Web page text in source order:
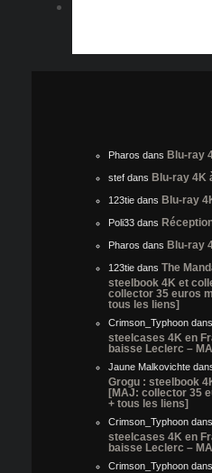
Pharos dans Blu-ray
stef dans Blu-ray 4K
123tie dans Blu-ray
Poli33 dans
Pharos dans Blu-ray
123tie dans The
steelbook 4K et
collector 35 euros
tous les liens]
Crimson_Typhoon dans
steelcases 4K en
baisse Leclerc –
Jaune Malkovichte
Grogu : steelbook
[MAJ: collector 35
+ tous les liens]
Crimson_Typhoon dans
steelcases 4K en
baisse Leclerc –
Crimson_Typhoon dans